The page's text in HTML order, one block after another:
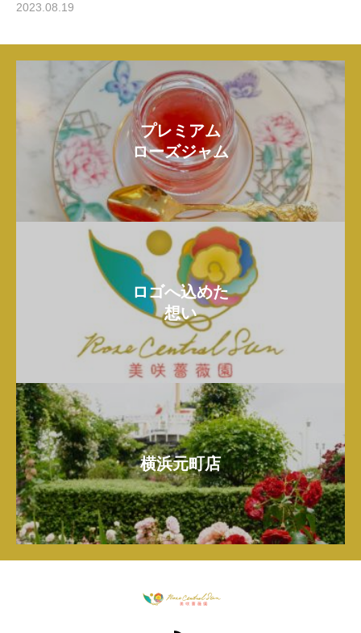
2023.08.19
プレミアム
ローズジャム
ロゴへ込めた
想い
横浜元町店